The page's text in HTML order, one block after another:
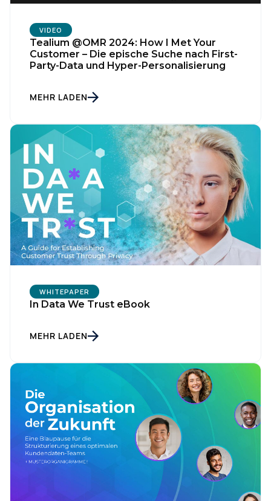
VIDEO
Tealium @OMR 2024: How I Met Your
Customer – Die epische Suche nach First-
Party-Data und Hyper-Personalisierung
MEHR LADEN
WHITEPAPER
In Data We Trust eBook
MEHR LADEN